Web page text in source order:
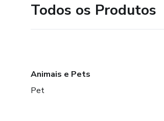
Todos os Produtos
Animais e Pets
Pet